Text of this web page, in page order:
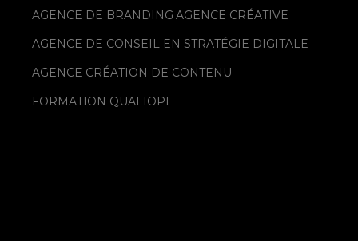
AGENCE DE BRANDING AGENCE CRÉATIVE
AGENCE DE CONSEIL EN STRATÉGIE DIGITALE
AGENCE CRÉATION DE CONTENU
FORMATION QUALIOPI